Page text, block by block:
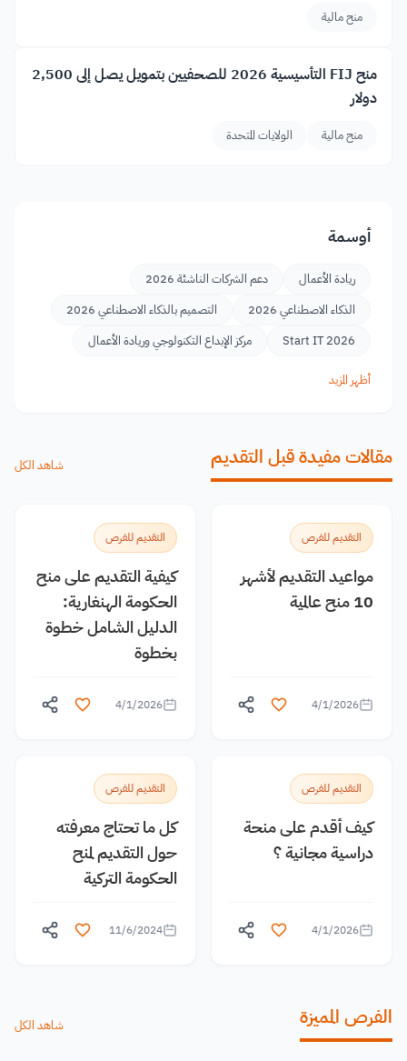
منح مالية
منح FIJ التأسيسية 2026 للصحفيين بتمويل يصل إلى 2,500
دولار
منح مالية الولايات المتحدة
أوسمة
ريادة الأعمال
دعم الشركات الناشئة 2026
الذكاء الاصطناعي 2026
التصميم بالذكاء الاصطناعي 2026
Start IT 2026
مركز الإبداع التكنولوجي وريادة الأعمال
أظهر المزيد
مقالات مفيدة قبل التقديم شاهد الكل
التقديم للفرص
مواعيد التقديم لأشهر
10 منح عالمية
4/1/2026
التقديم للفرص
كيفية التقديم على منح
الحكومة الهنغارية:
الدليل الشامل خطوة
بخطوة
4/1/2026
التقديم للفرص
كيف أقدم على منحة
دراسية مجانية ؟
4/1/2026
التقديم للفرص
كل ما تحتاج معرفته
حول التقديم لمنح
الحكومة التركية
11/6/2024
الفرص المميزة شاهد الكل